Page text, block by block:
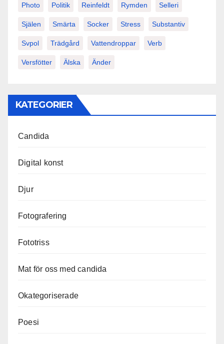
Photo Politik Reinfeldt Rymden Selleri
Själen Smärta Socker Stress Substantiv
Svpol Trädgård Vattendroppar Verb
Versfötter Älska Änder
KATEGORIER
Candida
Digital konst
Djur
Fotografering
Fototriss
Mat för oss med candida
Okategoriserade
Poesi